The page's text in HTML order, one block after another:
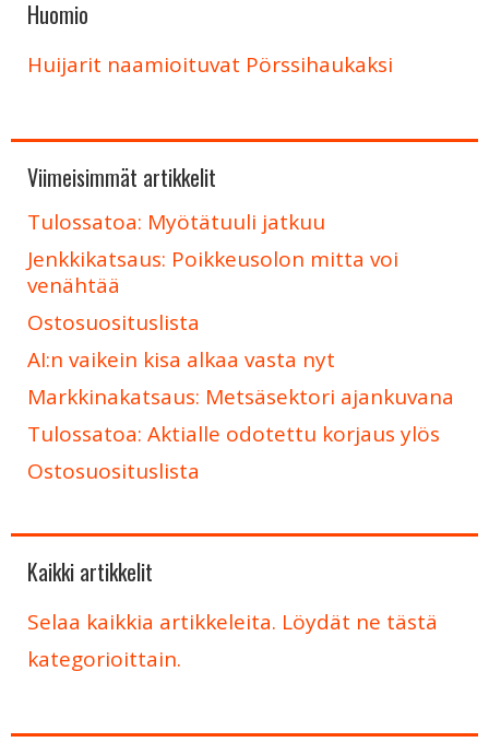
Huomio
Huijarit naamioituvat Pörssihaukaksi
Viimeisimmät artikkelit
Tulossatoa: Myötätuuli jatkuu
Jenkkikatsaus: Poikkeusolon mitta voi
venähtää
Ostosuosituslista
AI:n vaikein kisa alkaa vasta nyt
Markkinakatsaus: Metsäsektori ajankuvana
Tulossatoa: Aktialle odotettu korjaus ylös
Ostosuosituslista
Kaikki artikkelit
Selaa kaikkia artikkeleita. Löydät ne tästä
kategorioittain.